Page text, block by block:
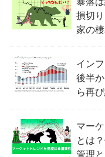
損切
家の
イン
後半
ら再
マー
とは
管理